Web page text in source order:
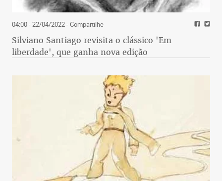
04:00 - 22/04/2022- Compartilhe
Silviano Santiago revisita o clássico 'Em
liberdade', que ganha nova edição